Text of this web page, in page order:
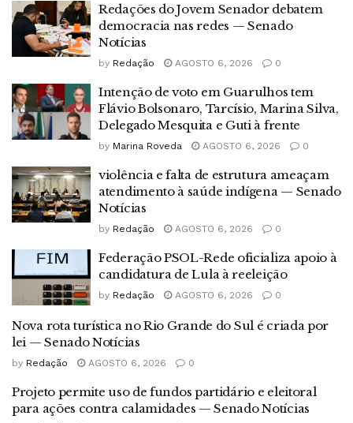
Redações do Jovem Senador debatem
democracia nas redes — Senado
Notícias
by Redação AGOSTO 6, 2026 0
Intenção de voto em Guarulhos tem
Flávio Bolsonaro, Tarcísio, Marina Silva,
Delegado Mesquita e Guti à frente
by Marina Roveda AGOSTO 6, 2026 0
violência e falta de estrutura ameaçam
atendimento à saúde indígena — Senado
Notícias
by Redação AGOSTO 6, 2026 0
Federação PSOL-Rede oficializa apoio à
candidatura de Lula à reeleição
by Redação AGOSTO 6, 2026 0
Nova rota turística no Rio Grande do Sul é criada por
lei — Senado Notícias
by Redação AGOSTO 6, 2026 0
Projeto permite uso de fundos partidário e eleitoral
para ações contra calamidades — Senado Notícias